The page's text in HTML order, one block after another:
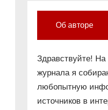
Об авторе
Здравствуйте! На
журнала я
любопытную
источников в